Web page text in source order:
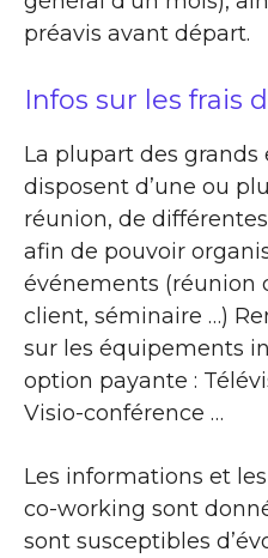
préavis avant départ.
Infos sur les frais
La plupart des grands
disposent d’une ou
réunion, de
afin de pouvoir
événements (réunion
client, séminaire …)
sur les équipements
option payante :
Visio-conférence …
Les informations et
co-working sont
sont susceptibles